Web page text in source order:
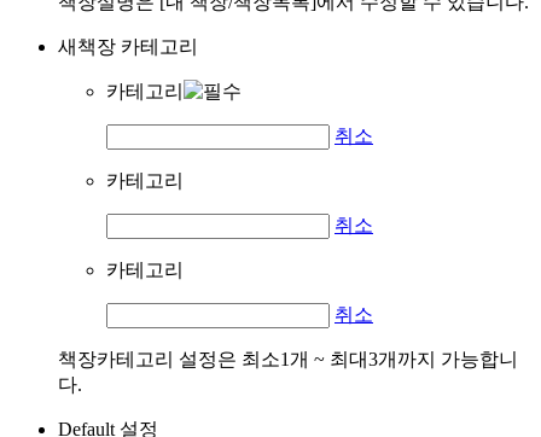
새책장 카테고리
카테고리
취소
카테고리
취소
카테고리
취소
책장카테고리 설정은 최소1개 ~ 최대3개까지 가능합니
다.
Default 설정